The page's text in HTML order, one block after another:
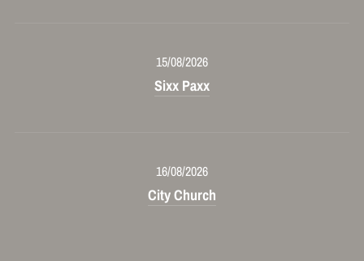
15/08/2026
Sixx Paxx
16/08/2026
City Church